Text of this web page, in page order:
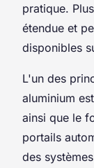
pratique.
étendue et
disponibles
L'un des
aluminium
ainsi que le
portails
des